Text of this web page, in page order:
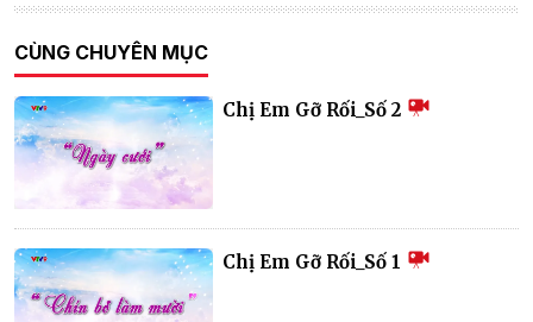
CÙNG CHUYÊN MỤC
Chị Em Gỡ Rối_Số 2
Chị Em Gỡ Rối_Số 1